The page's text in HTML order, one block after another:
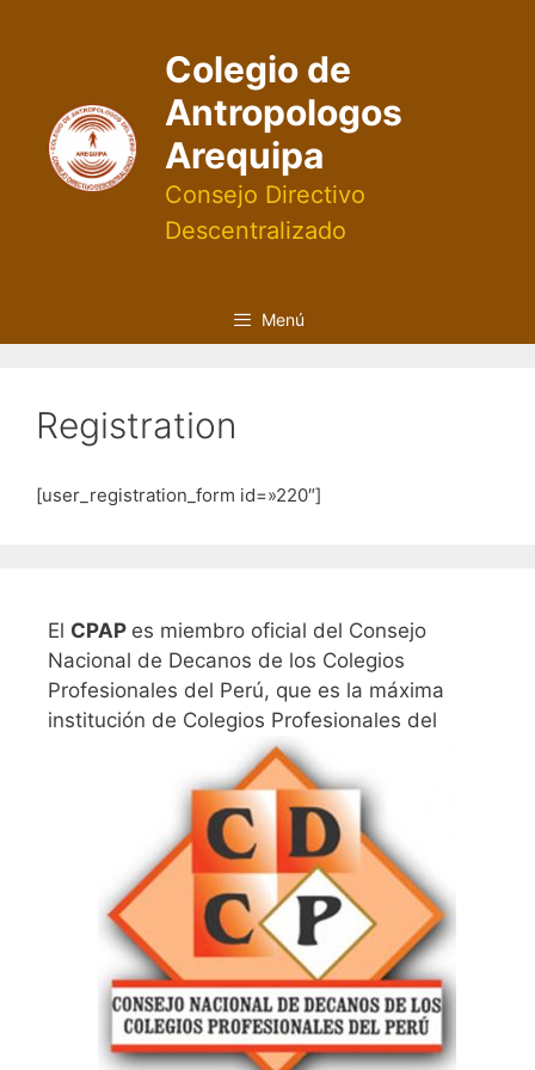
Colegio de
Antropologos
Arequipa
Consejo Directivo
Descentralizado
Menú
Registration
[user_registration_form id=»220″]
El CPAP es miembro oficial del Consejo
Nacional de Decanos de los Colegios
Profesionales del Perú, que es la máxima
institución de Colegios Profesionales del